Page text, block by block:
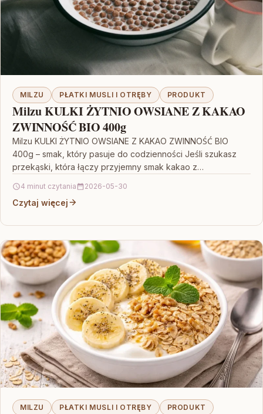
MILZU PŁATKI MUSLI I OTRĘBY PRODUKT
Milzu KULKI ŻYTNIO OWSIANE Z KAKAO
ZWINNOŚĆ BIO 400g
Milzu KULKI ŻYTNIO OWSIANE Z KAKAO ZWINNOŚĆ BIO
400g – smak, który pasuje do codzienności Jeśli szukasz
przekąski, która łączy przyjemny smak kakao z…
4 minut czytania 2026-05-30
Czytaj więcej
MILZU PŁATKI MUSLI I OTRĘBY PRODUKT